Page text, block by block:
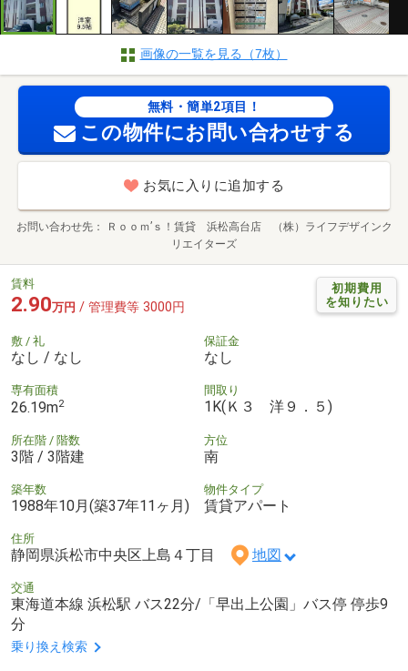
画像の一覧を見る（7枚）
無料・簡単2項目！
この物件にお問い合わせする
お気に入りに追加する
お問い合わせ先
Ｒｏｏｍ’ｓ！賃貸 浜松高台店 （株）ライフデザインク
リエイターズ
初期費用
を知りたい
賃料
2.90万円 / 管理費等 3000円
敷 / 礼
なし / なし
保証金
なし
専有面積
26.19m2
間取り
1K(Ｋ３ 洋９．５)
所在階 / 階数
3階 / 3階建
方位
南
築年数
1988年10月(築37年11ヶ月)
物件タイプ
賃貸アパート
住所
静岡県浜松市中央区上島４丁目 地図
交通
東海道本線 浜松駅 バス22分/「早出上公園」バス停 停歩9
分
乗り換え検索